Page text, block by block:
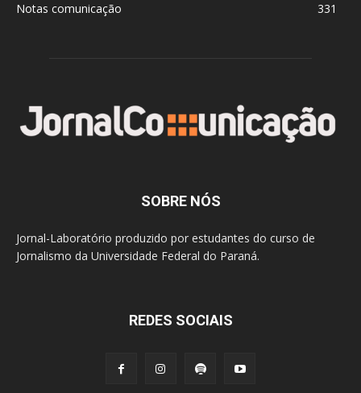
Notas comunicação
331
SOBRE NÓS
Jornal-Laboratório produzido por estudantes do curso de
Jornalismo da Universidade Federal do Paraná.
REDES SOCIAIS